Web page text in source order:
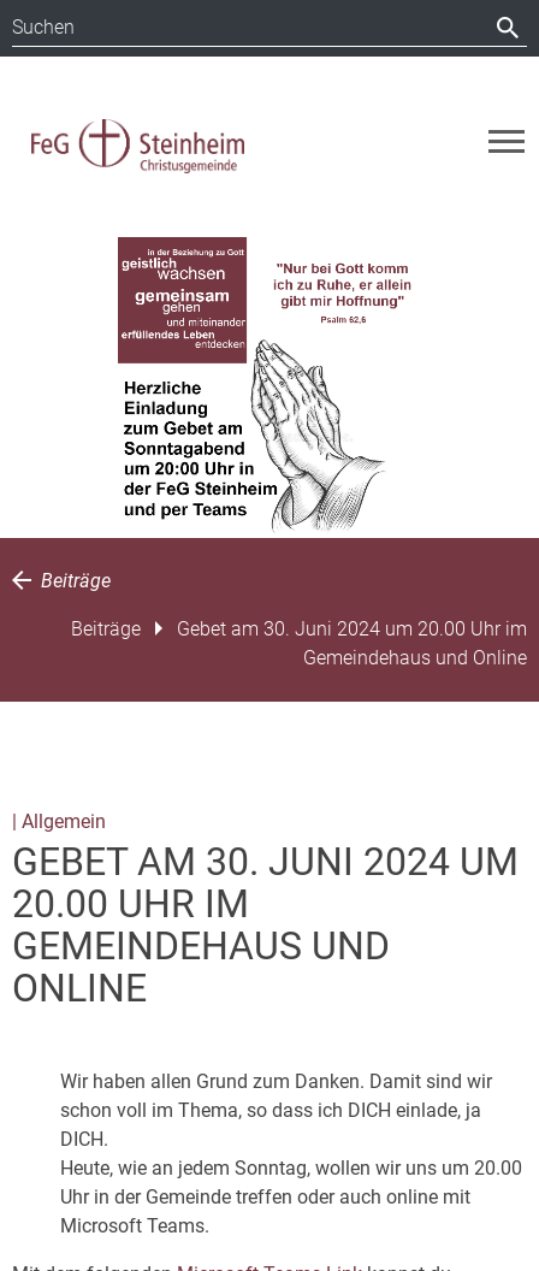
Beiträge
Beiträge
Gebet am 30. Juni 2024 um 20.00 Uhr im
Gemeindehaus und Online
| Allgemein
GEBET AM 30. JUNI 2024 UM
20.00 UHR IM
GEMEINDEHAUS UND
ONLINE
Wir haben allen Grund zum Danken. Damit sind wir
schon voll im Thema, so dass ich DICH einlade, ja
DICH.
Heute, wie an jedem Sonntag, wollen wir uns um 20.00
Uhr in der Gemeinde treffen oder auch online mit
Microsoft Teams.